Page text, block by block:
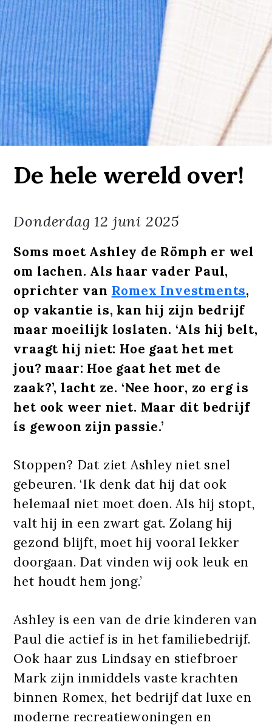
De hele wereld over!
Donderdag 12 juni 2025
Soms moet Ashley de Römph er wel
om lachen. Als haar vader Paul,
oprichter van Romex Investments,
op vakantie is, kan hij zijn bedrijf
maar moeilijk loslaten. ‘Als hij belt,
vraagt hij niet: Hoe gaat het met
jou? maar: Hoe gaat het met de
zaak?’, lacht ze. ‘Nee hoor, zo erg is
het ook weer niet. Maar dit bedrijf
ís gewoon zijn passie.’
Stoppen? Dat ziet Ashley niet snel
gebeuren. ‘Ik denk dat hij dat ook
helemaal niet moet doen. Als hij stopt,
valt hij in een zwart gat. Zolang hij
gezond blijft, moet hij vooral lekker
doorgaan. Dat vinden wij ook leuk en
het houdt hem jong.’
Ashley is een van de drie kinderen van
Paul die actief is in het familiebedrijf.
Ook haar zus Lindsay en stiefbroer
Mark zijn inmiddels vaste krachten
binnen Romex, het bedrijf dat luxe en
moderne recreatiewoningen en